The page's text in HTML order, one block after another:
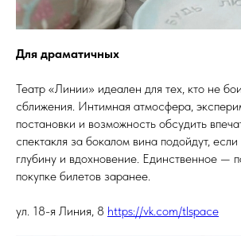
Для драматичных
Театр «Линии» идеален для тех, кто не
сближения. Интимная атмосфера,
постановки и возможность обсудить
спектакля за бокалом вина подойдут,
глубину и вдохновение. Единственное —
покупке билетов заранее.
ул. 18-я Линия, 8 https://vk.com/tlspace